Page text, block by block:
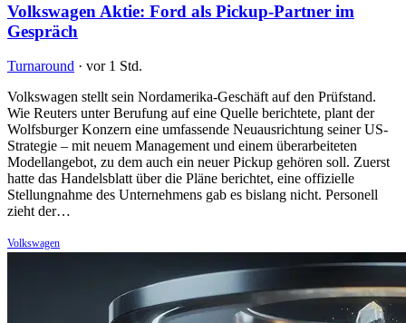
Volkswagen Aktie: Ford als Pickup-Partner im
Gespräch
Turnaround · vor 1 Std.
Volkswagen stellt sein Nordamerika-Geschäft auf den Prüfstand.
Wie Reuters unter Berufung auf eine Quelle berichtete, plant der
Wolfsburger Konzern eine umfassende Neuausrichtung seiner US-
Strategie – mit neuem Management und einem überarbeiteten
Modellangebot, zu dem auch ein neuer Pickup gehören soll. Zuerst
hatte das Handelsblatt über die Pläne berichtet, eine offizielle
Stellungnahme des Unternehmens gab es bislang nicht. Personell
zieht der…
Volkswagen